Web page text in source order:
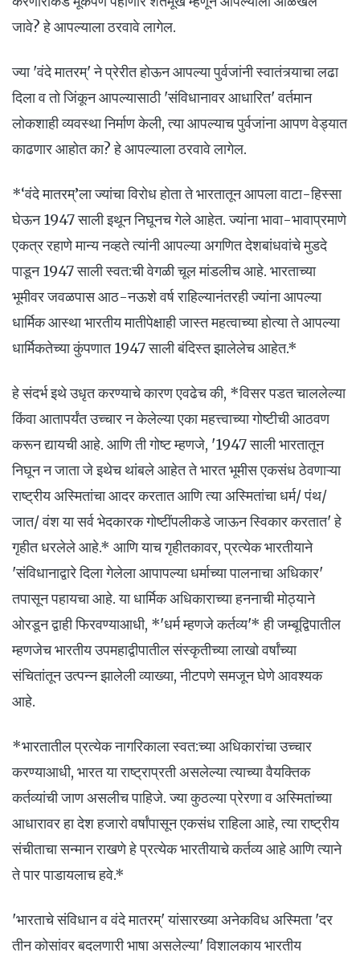
जावे? हे आपल्याला ठरवावे लागेल.
ज्या 'वंदे मातरम्' ने प्रेरीत होऊन आपल्या पुर्वजांनी स्वातंत्र्याचा लढा
दिला व तो जिंकून आपल्यासाठी 'संविधानावर आधारित' वर्तमान
लोकशाही व्यवस्था निर्माण केली, त्या आपल्याच पुर्वजांना आपण वेड्यात
काढणार आहोत का? हे आपल्याला ठरवावे लागेल.
*‘वंदे मातरम्’ला ज्यांचा विरोध होता ते भारतातून आपला वाटा-हिस्सा
घेऊन 1947 साली इथून निघूनच गेले आहेत. ज्यांना भावा-भावाप्रमाणे
एकत्र रहाणे मान्य नव्हते त्यांनी आपल्या अगणित देशबांधवांचे मुडदे
पाडून 1947 साली स्वत:ची वेगळी चूल मांडलीच आहे. भारताच्या
भूमीवर जवळपास आठ-नऊशे वर्ष राहिल्यानंतरही ज्यांना आपल्या
धार्मिक आस्था भारतीय मातीपेक्षाही जास्त महत्वाच्या होत्या ते आपल्या
धार्मिकतेच्या कुंपणात 1947 साली बंदिस्त झालेलेच आहेत.*
हे संदर्भ इथे उधृत करण्याचे कारण एवढेच की, *विसर पडत चाललेल्या
किंवा आतापर्यंत उच्चार न केलेल्या एका महत्त्वाच्या गोष्टीची आठवण
करून द्यायची आहे. आणि ती गोष्ट म्हणजे, '1947 साली भारतातून
निघून न जाता जे इथेच थांबले आहेत ते भारत भूमीस एकसंध ठेवणाऱ्या
राष्ट्रीय अस्मितांचा आदर करतात आणि त्या अस्मितांचा धर्म/ पंथ/
जात/ वंश या सर्व भेदकारक गोष्टींपलीकडे जाऊन स्विकार करतात' हे
गृहीत धरलेले आहे.* आणि याच गृहीतकावर, प्रत्येक भारतीयाने
'संविधानाद्वारे दिला गेलेला आपापल्या धर्माच्या पालनाचा अधिकार'
तपासून पहायचा आहे. या धार्मिक अधिकाराच्या हननाची मोठ्याने
ओरडून द्वाही फिरवण्याआधी, *'धर्म म्हणजे कर्तव्य'* ही जम्बूद्विपातील
म्हणजेच भारतीय उपमहाद्वीपातील संस्कृतीच्या लाखो वर्षांच्या
संचितांतून उत्पन्न झालेली व्याख्या, नीटपणे समजून घेणे आवश्यक
आहे.
*भारतातील प्रत्येक नागरिकाला स्वत:च्या अधिकारांचा उच्चार
करण्याआधी, भारत या राष्ट्राप्रती असलेल्या त्याच्या वैयक्तिक
कर्तव्यांची जाण असलीच पाहिजे. ज्या कुठल्या प्रेरणा व अस्मितांच्या
आधारावर हा देश हजारो वर्षांपासून एकसंध राहिला आहे, त्या राष्ट्रीय
संचीताचा सन्मान राखणे हे प्रत्येक भारतीयाचे कर्तव्य आहे आणि त्याने
ते पार पाडायलाच हवे.*
'भारताचे संविधान व वंदे मातरम्' यांसारख्या अनेकविध अस्मिता 'दर
तीन कोसांवर बदलणारी भाषा असलेल्या' विशालकाय भारतीय